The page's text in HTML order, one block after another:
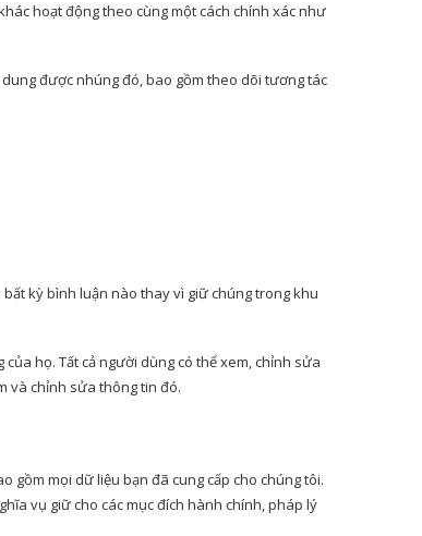
hoạt động theo cùng một cách chính xác như
được nhúng đó, bao gồm theo dõi tương tác
kỳ bình luận nào thay vì giữ chúng trong khu
họ. Tất cả người dùng có thể xem, chỉnh sửa
và chỉnh sửa thông tin đó.
gồm mọi dữ liệu bạn đã cung cấp cho chúng tôi.
vụ giữ cho các mục đích hành chính, pháp lý